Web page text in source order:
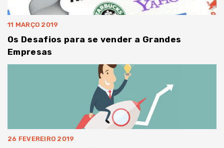
11 MARÇO 2019
Os Desafios para se vender a Grandes
Empresas
26 FEVEREIRO 2019